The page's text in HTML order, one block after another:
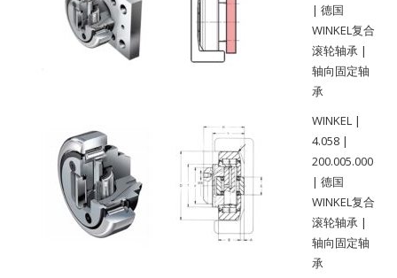
| 德国
WINKEL复合
滚轮轴承 |
轴向固定轴
承
WINKEL |
4.058 |
200.005.000
| 德国
WINKEL复合
滚轮轴承 |
轴向固定轴
承